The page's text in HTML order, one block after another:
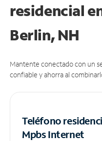
residencial
Berlin, NH
Mantente conectado con un
confiable y ahorra al
Teléfono
MpbsInternet